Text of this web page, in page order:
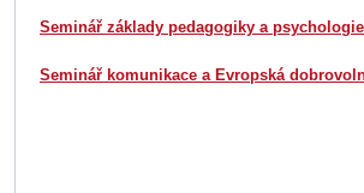
Seminář základy pedagogiky a
Seminář komunikace a Evropská